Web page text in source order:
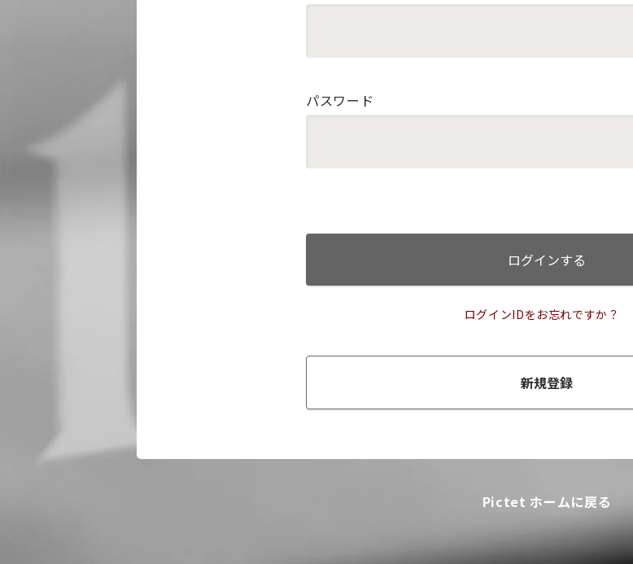
パスワード
ログインする
ログインIDをお忘れですか？
新規登録
Pictet ホームに戻る